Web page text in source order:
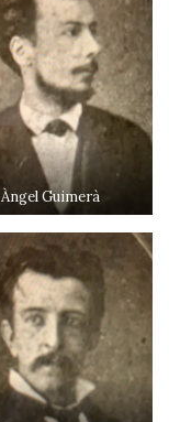
Àngel Guimerà